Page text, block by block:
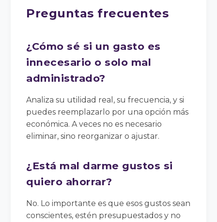
Preguntas frecuentes
¿Cómo sé si un gasto es
innecesario o solo mal
administrado?
Analiza su utilidad real, su frecuencia, y si
puedes reemplazarlo por una opción más
económica. A veces no es necesario
eliminar, sino reorganizar o ajustar.
¿Está mal darme gustos si
quiero ahorrar?
No. Lo importante es que esos gustos sean
conscientes, estén presupuestados y no